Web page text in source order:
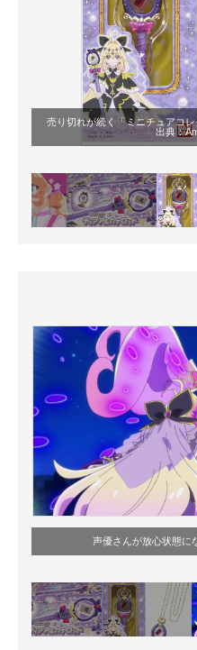
売り切れが続く「ミニチュアコ
出典：
声優さんが放心状態